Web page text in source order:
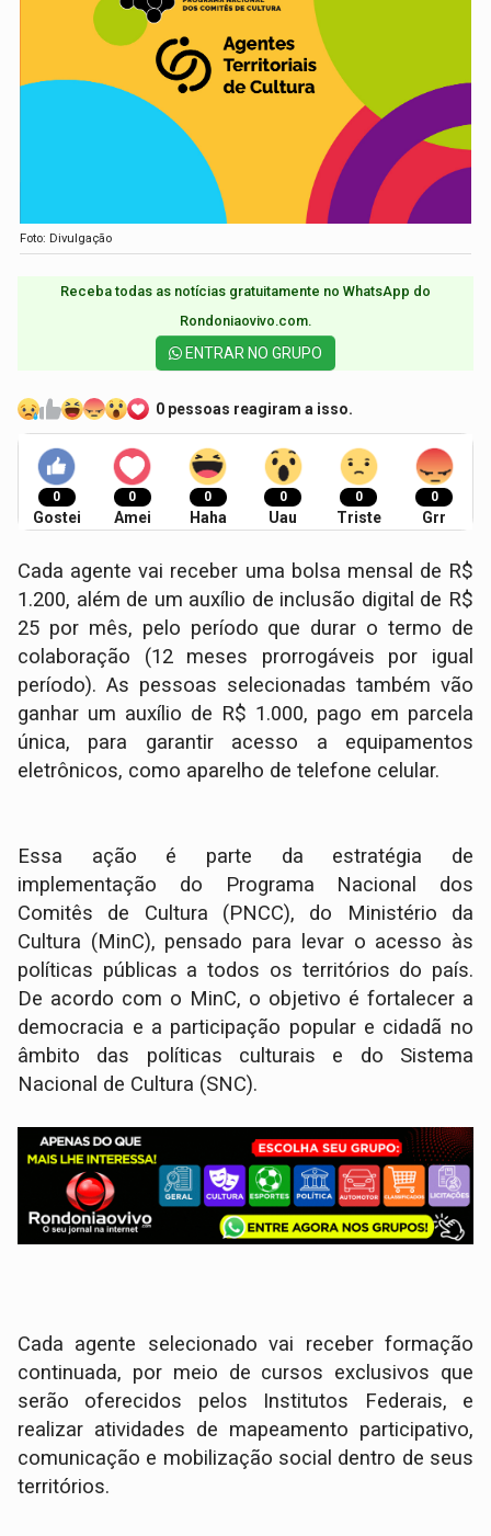
Foto: Divulgação
Receba todas as notícias gratuitamente no WhatsApp do
Rondoniaovivo.com.​
ENTRAR NO GRUPO
0 pessoas reagiram a isso.
0
Gostei
0
Amei
0
Haha
0
Uau
0
Triste
0
Grr
Cada agente vai receber uma bolsa mensal de R$
1.200, além de um auxílio de inclusão digital de R$
25 por mês, pelo período que durar o termo de
colaboração (12 meses prorrogáveis por igual
período). As pessoas selecionadas também vão
ganhar um auxílio de R$ 1.000, pago em parcela
única, para garantir acesso a equipamentos
eletrônicos, como aparelho de telefone celular.
Essa ação é parte da estratégia de
implementação do Programa Nacional dos
Comitês de Cultura (PNCC), do Ministério da
Cultura (MinC), pensado para levar o acesso às
políticas públicas a todos os territórios do país.
De acordo com o MinC, o objetivo é fortalecer a
democracia e a participação popular e cidadã no
âmbito das políticas culturais e do Sistema
Nacional de Cultura (SNC).
Cada agente selecionado vai receber formação
continuada, por meio de cursos exclusivos que
serão oferecidos pelos Institutos Federais, e
realizar atividades de mapeamento participativo,
comunicação e mobilização social dentro de seus
territórios.